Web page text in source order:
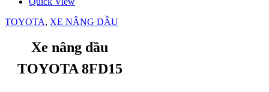
TOYOTA, XE NÂNG DẦU
Xe nâng dầu
TOYOTA 8FD15